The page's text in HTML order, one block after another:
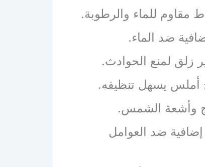
مقاوم للماء والرطوبة.
ضد الماء.
زلق لمنع الحوادث.
أملس يسهل تنظيفه.
وأشعة الشمس.
ضد العوامل